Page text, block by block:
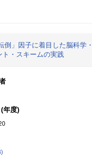
倒」因子に着目した脳科学
ト・スキームの実践
年度)